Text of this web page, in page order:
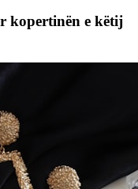
kopertinën e këtij